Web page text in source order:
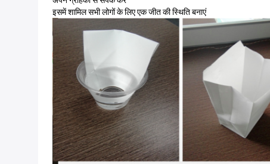
इसमें शामिल सभी लोगों के लिए एक जीत की स्थिति बनाएं